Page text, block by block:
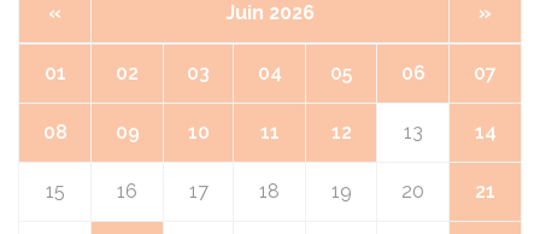
« Juin 2026 »
01 02 03 04 05 06 07
08 09 10 11 12 13 14
15 16 17 18 19 20 21